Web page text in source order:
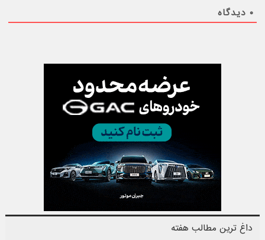
۰ دیدگاه
داغ ترین مطالب هفته